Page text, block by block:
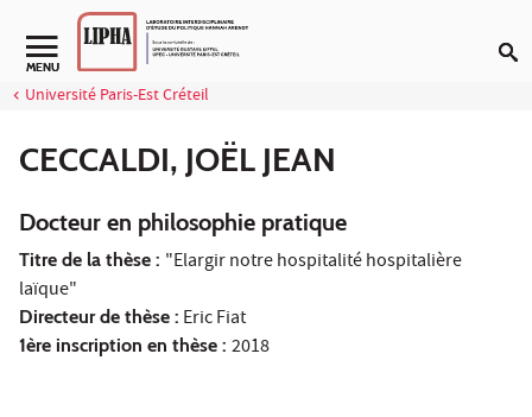
Aller au contenu
Navigation secondaire
MENU
Université Paris-Est Créteil
CECCALDI, JOËL JEAN
Docteur en philosophie pratique
Titre de la thèse : "Elargir notre hospitalité hospitalière
laïque"
Directeur de thèse : Eric Fiat
1ère inscription en thèse : 2018